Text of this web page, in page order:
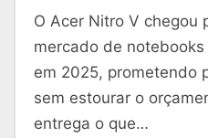
O Acer Nitro V chegou
mercado de
em 2025, prometendo
sem estourar o
entrega o que…